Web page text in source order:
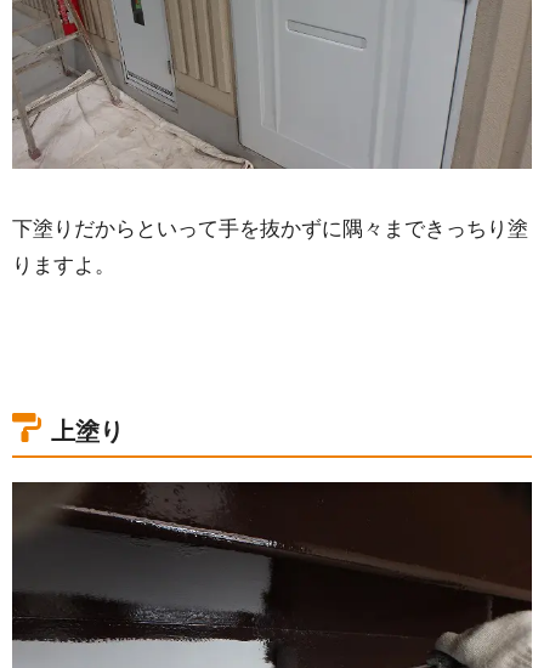
下塗りだからといって手を抜かずに隅々まできっちり塗
りますよ。
上塗り